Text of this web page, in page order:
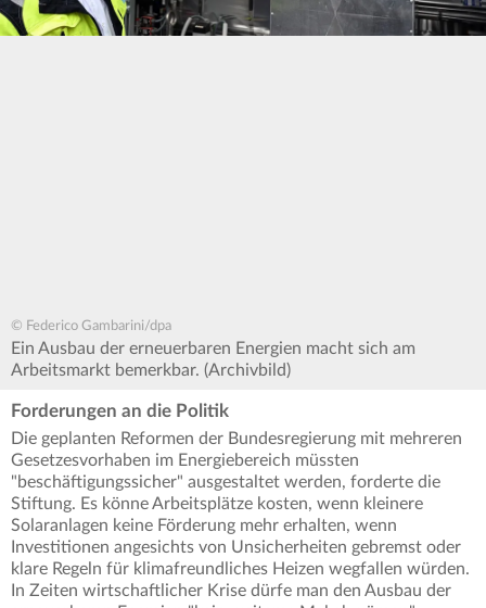
© Federico Gambarini/dpa
Ein Ausbau der erneuerbaren Energien macht sich am
Arbeitsmarkt bemerkbar. (Archivbild)
Forderungen an die Politik
Die geplanten Reformen der Bundesregierung mit mehreren
Gesetzesvorhaben im Energiebereich müssten
"beschäftigungssicher" ausgestaltet werden, forderte die
Stiftung. Es könne Arbeitsplätze kosten, wenn kleinere
Solaranlagen keine Förderung mehr erhalten, wenn
Investitionen angesichts von Unsicherheiten gebremst oder
klare Regeln für klimafreundliches Heizen wegfallen würden.
In Zeiten wirtschaftlicher Krise dürfe man den Ausbau der